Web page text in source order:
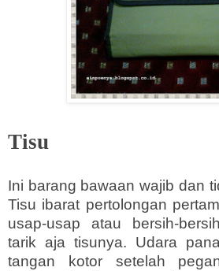
Tisu
Ini barang bawaan wajib dan
Tisu ibarat pertolongan
usap-usap atau bersih-
tarik aja tisunya. Udara
tangan kotor setelah